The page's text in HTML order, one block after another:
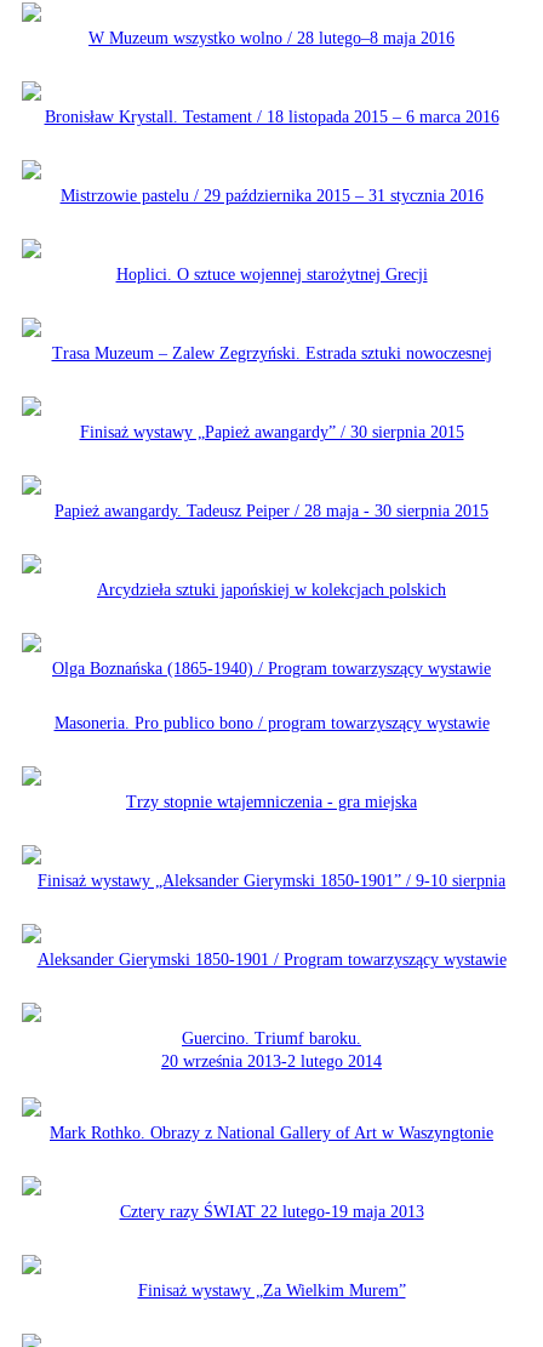
W Muzeum wszystko wolno / 28 lutego–8 maja 2016
Bronisław Krystall. Testament / 18 listopada 2015 – 6 marca 2016
Mistrzowie pastelu / 29 października 2015 – 31 stycznia 2016
Hoplici. O sztuce wojennej starożytnej Grecji
Trasa Muzeum – Zalew Zegrzyński. Estrada sztuki nowoczesnej
Finisaż wystawy „Papież awangardy” / 30 sierpnia 2015
Papież awangardy. Tadeusz Peiper / 28 maja - 30 sierpnia 2015
Arcydzieła sztuki japońskiej w kolekcjach polskich
Olga Boznańska (1865-1940) / Program towarzyszący wystawie
Masoneria. Pro publico bono / program towarzyszący wystawie
Trzy stopnie wtajemniczenia - gra miejska
Finisaż wystawy „Aleksander Gierymski 1850-1901” / 9-10 sierpnia
Aleksander Gierymski 1850-1901 / Program towarzyszący wystawie
Guercino. Triumf baroku.
20 września 2013-2 lutego 2014
Mark Rothko. Obrazy z National Gallery of Art w Waszyngtonie
Cztery razy ŚWIAT 22 lutego-19 maja 2013
Finisaż wystawy „Za Wielkim Murem”